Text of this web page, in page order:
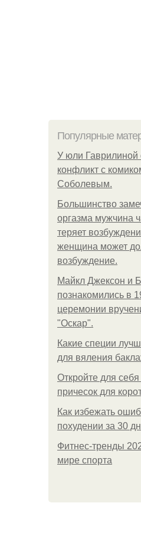
Популярные
У юли Гаврилиной
конфликт с
Соболевым.
Большинство
оргазма мужчина
теряет
женщина может
возбуждение.
Майкл Джексон и
познакомились в
церемонии
"Оскар".
Какие специи
для вяления
Откройте для
причесок для
Как избежать
похудении за 30
Фитнес-тренды
мире спорта